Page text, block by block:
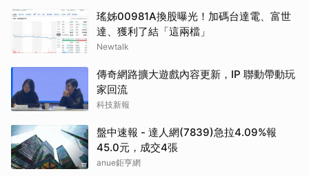
瑤姊00981A換股曝光！加碼台達電、富世
達、獲利了結「這兩檔」
Newtalk
傳奇網路擴大遊戲內容更新，IP 聯動帶動玩
家回流
科技新報
盤中速報 - 達人網(7839)急拉4.09%報
45.0元，成交4張
anue鉅亨網